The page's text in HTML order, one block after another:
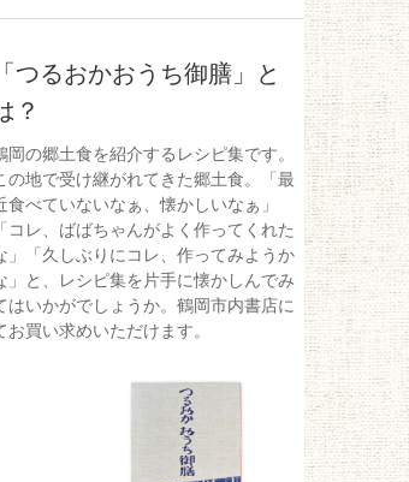
「つるおかおうち御膳」と
？
岡の郷土食を紹介するレシピ集です。
の地で受け継がれてきた郷土食。「最
食べていないなぁ、懐かしいなぁ」
「コレ、ばばちゃんがよく作ってくれた
」「久しぶりにコレ、作ってみようか
」と、レシピ集を片手に懐かしんでみ
はいかがでしょうか。鶴岡市内書店に
お買い求めいただけます。